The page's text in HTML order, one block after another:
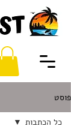
פוסט
כל הכתבות